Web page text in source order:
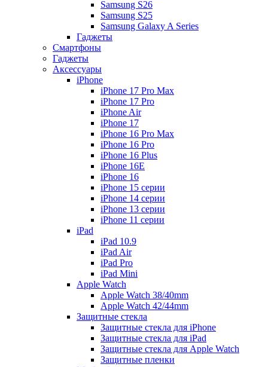
Samsung S26
Samsung S25
Samsung Galaxy A Series
Гаджеты
Смартфоны
Гаджеты
Аксессуары
iPhone
iPhone 17 Pro Max
iPhone 17 Pro
iPhone Air
iPhone 17
iPhone 16 Pro Max
iPhone 16 Pro
iPhone 16 Plus
iPhone 16E
iPhone 16
iPhone 15 серии
iPhone 14 серии
iPhone 13 серии
iPhone 11 серии
iPad
iPad 10.9
iPad Air
iPad Pro
iPad Mini
Apple Watch
Apple Watch 38/40mm
Apple Watch 42/44mm
Защитные стекла
Защитные стекла для iPhone
Защитные стекла для iPad
Защитные стекла для Apple Watch
Защитные пленки